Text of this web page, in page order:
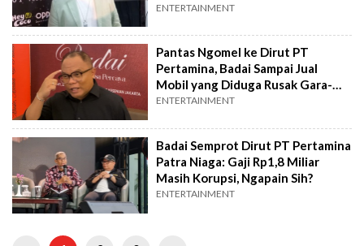
ENTERTAINMENT
Pantas Ngomel ke Dirut PT
Pertamina, Badai Sampai Jual
Mobil yang Diduga Rusak Gara-
gara Bensin Oplosan
ENTERTAINMENT
Badai Semprot Dirut PT Pertamina
Patra Niaga: Gaji Rp1,8 Miliar
Masih Korupsi, Ngapain Sih?
ENTERTAINMENT